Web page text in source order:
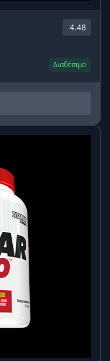
4.48
Διαθέσιμο